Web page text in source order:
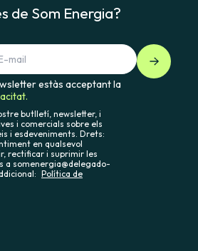
de Som Energia?
estàs acceptant la
butlletí, newsletter, i
i comercials sobre els
i esdeveniments. Drets:
en qualsevol
rectificar i suprimir les
a somenergia@delegado-
Política de